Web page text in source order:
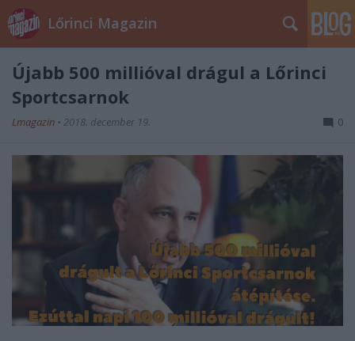
Lőrinci Magazin
Újabb 500 millióval drágul a Lőrinci
Sportcsarnok
Lmagazin • 2018. december 19. 0